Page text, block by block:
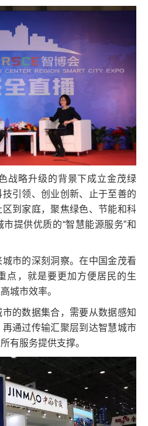
战略升级的背景下成立金茂绿
引领、创业创新、止于至善的
到家庭，聚焦绿色、节能和科
提供优质的“智慧能源服务”和
市的深刻洞察。在中国金茂看
点，就是要更加方便居民的生
城市效率。
的数据集合，需要从数据感知
通过传输汇聚层到达智慧城市
有服务提供支撑。